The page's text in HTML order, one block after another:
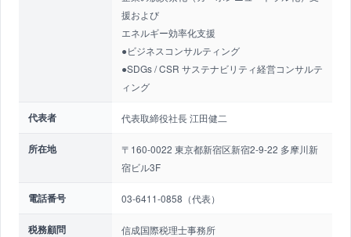
援および
エネルギー効率化支援
●ビジネスコンサルティング
●SDGs / CSR サステナビリティ経営コンサルテ
ィング
代表者 代表取締役社長 江田健二
所在地
〒160-0022 東京都新宿区新宿2-9-22 多摩川新
宿ビル3F
電話番号 03-6411-0858（代表）
税務顧問 信成国際税理士事務所